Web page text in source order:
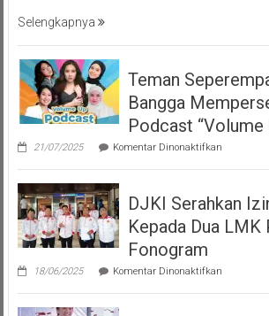
Selengkapnya
Teman
Bangga
Podcast “Volume
21/07/2025 Komentar Dinonaktifkanpada
Bangga
Podcast
DJKI Serahkan
Kepada Dua LMK
Fonogram
18/06/2025 Komentar Dinonaktifkanpada
Serahkan